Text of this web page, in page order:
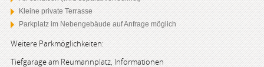
Kleine private Terrasse
Parkplatz im Nebengebäude auf Anfrage möglich
Weitere Parkmöglichkeiten:
Tiefgarage am Reumannplatz, Informationen